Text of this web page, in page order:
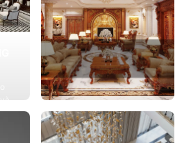
THIẾT KẾ THI CÔNG
NỘI THẤT